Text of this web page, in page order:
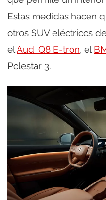
Estas medidas hacen
otros SUV eléctricos
elAudi Q8 E-tron, el
Polestar 3.